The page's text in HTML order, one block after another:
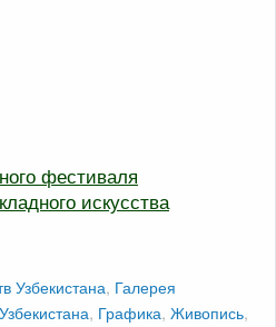
фестиваля
искусства
Узбекистана, Галерея
, Графика, Живопись,